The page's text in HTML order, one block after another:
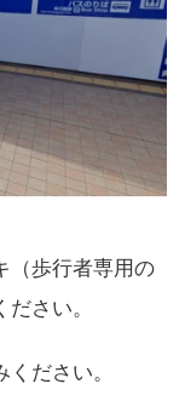
（歩行者専用の
さい。
ださい。